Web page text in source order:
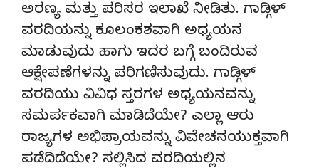
ಅರಣ್ಯ ಮತ್ತು ಪರಿಸರ ಇಲಾಖೆ ನೀಡಿತು. ಗಾಡ್ಗಿಳ್
ವರದಿಯನ್ನು ಕೂಲಂಕಶವಾಗಿ ಅಧ್ಯಯನ
ಮಾಡುವುದು ಹಾಗು ಇದರ ಬಗ್ಗೆ ಬಂದಿರುವ
ಆಕ್ಷೇಪಣೆಗಳನ್ನು ಪರಿಗಣಿಸುವುದು. ಗಾಡ್ಗಿಳ್
ವರದಿಯು ವಿವಿಧ ಸ್ತರಗಳ ಅಧ್ಯಯನವನ್ನು
ಸಮರ್ಪಕವಾಗಿ ಮಾಡಿದೆಯೇ? ಎಲ್ಲಾ ಆರು
ರಾಜ್ಯಗಳ ಅಭಿಪ್ರಾಯವನ್ನು ವಿವೇಚನಯುಕ್ತವಾಗಿ
ಪಡೆದಿದೆಯೇ? ಸಲ್ಲಿಸಿದ ವರದಿಯಲ್ಲಿನ